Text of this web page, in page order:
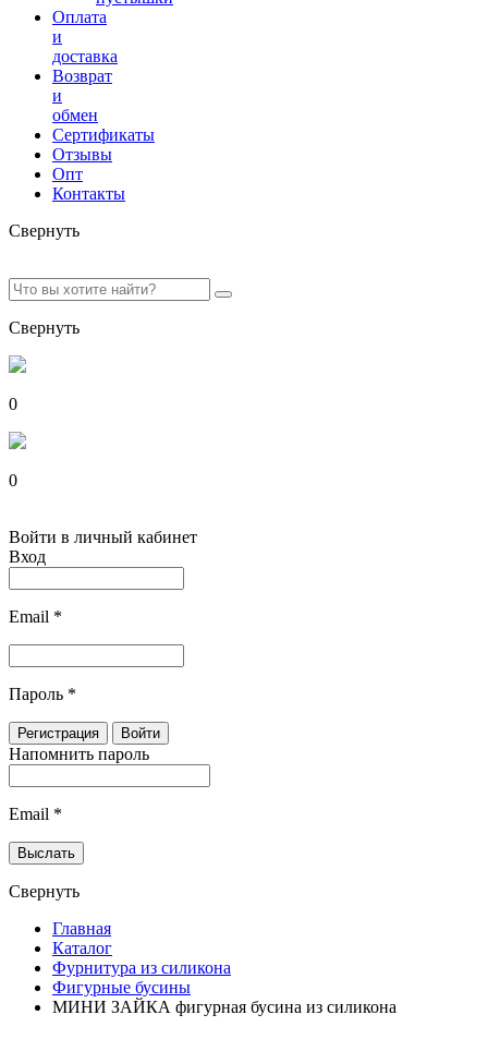
Оплата
и
доставка
Возврат
и
обмен
Сертификаты
Отзывы
Опт
Контакты
Свернуть
Свернуть
0
0
Войти в личный кабинет
Вход
Email *
Пароль *
Напомнить пароль
Email *
Свернуть
Главная
Каталог
Фурнитура из силикона
Фигурные бусины
МИНИ ЗАЙКА фигурная бусина из силикона